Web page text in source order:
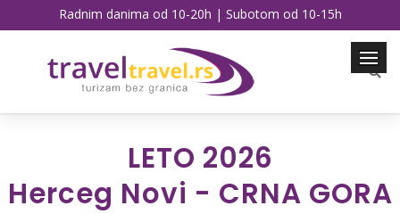
Radnim danima od 10-20h | Subotom od 10-15h
LETO 2026
Herceg Novi - CRNA GORA